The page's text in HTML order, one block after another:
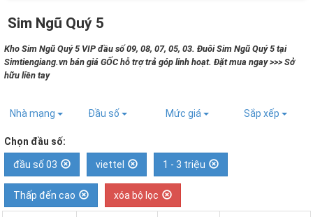
Sim Ngũ Quý 5
Kho Sim Ngũ Quý 5 VIP đầu số 09, 08, 07, 05, 03. Đuôi Sim Ngũ Quý 5 tại
Simtiengiang.vn bán giá GỐC hỗ trợ trả góp linh hoạt. Đặt mua ngay >>> Sở
hữu liền tay
Nhà mạng Đầu số Mức giá Sắp xếp
Chọn đầu số:
đầu số 03 viettel 1 - 3 triệu
Thấp đến cao xóa bộ lọc